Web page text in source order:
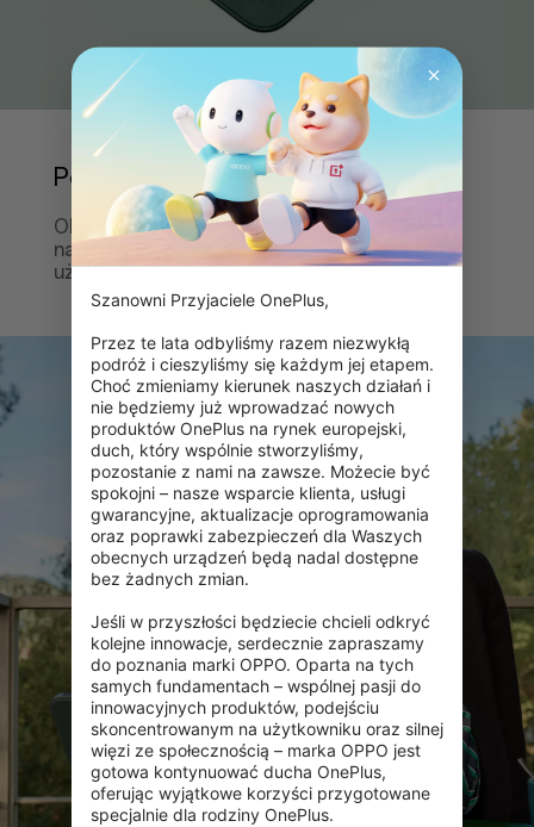
Perfekcyjne nachylenie
Obsługa dwóch kątów 120° i 130° gwarantuje
najwyższy komfort całodziennego
użytkowania.
Szanowni Przyjaciele OnePlus,
Przez te lata odbyliśmy razem niezwykłą
podróż i cieszyliśmy się każdym jej etapem.
Choć zmieniamy kierunek naszych działań i
nie będziemy już wprowadzać nowych
produktów OnePlus na rynek europejski,
duch, który wspólnie stworzyliśmy,
pozostanie z nami na zawsze. Możecie być
spokojni – nasze wsparcie klienta, usługi
gwarancyjne, aktualizacje oprogramowania
oraz poprawki zabezpieczeń dla Waszych
obecnych urządzeń będą nadal dostępne
bez żadnych zmian.
Jeśli w przyszłości będziecie chcieli odkryć
kolejne innowacje, serdecznie zapraszamy
do poznania marki OPPO. Oparta na tych
samych fundamentach – wspólnej pasji do
innowacyjnych produktów, podejściu
skoncentrowanym na użytkowniku oraz silnej
więzi ze społecznością – marka OPPO jest
gotowa kontynuować ducha OnePlus,
oferując wyjątkowe korzyści przygotowane
specjalnie dla rodziny OnePlus.